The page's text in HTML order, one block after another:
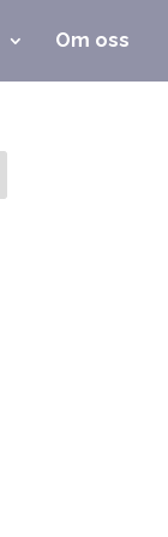
Om oss